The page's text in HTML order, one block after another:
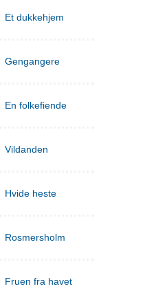
Et dukkehjem
Gengangere
En folkefiende
Vildanden
Hvide heste
Rosmersholm
Fruen fra havet